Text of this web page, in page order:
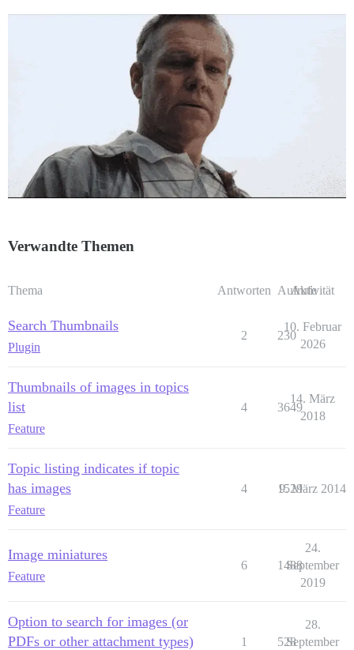
Verwandte Themen
Thema Antworten Aufrufe
Aktivität
Search Thumbnails
Plugin
2 230
10. Februar
2026
Thumbnails of images in topics
list
Feature
4 3649
14. März
2018
Topic listing indicates if topic
has images
Feature
4 1529
9. März 2014
Image miniatures
Feature
6 1488
24.
September
2019
Option to search for images (or
PDFs or other attachment types)
1 528
28.
September